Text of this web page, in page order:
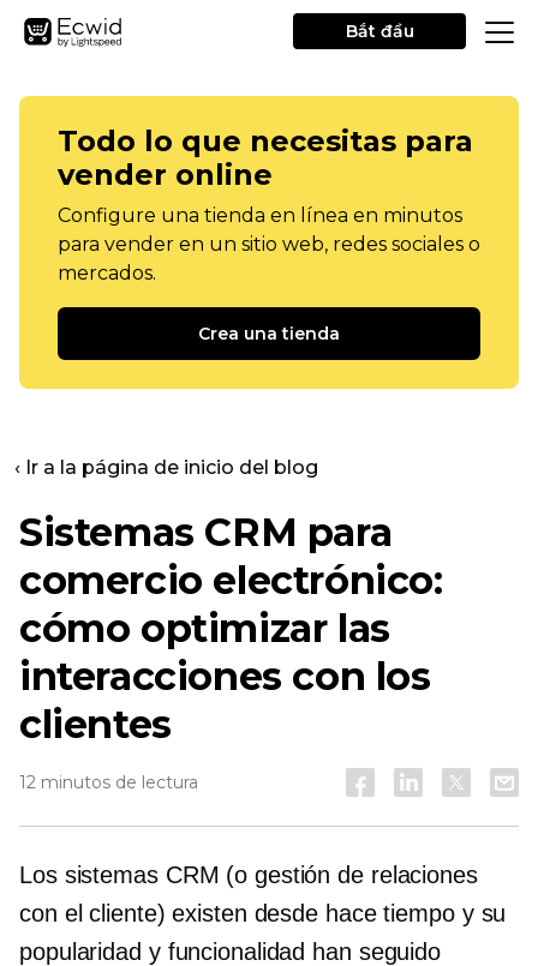
Bắt đầu
Todo lo que necesitas para
vender online
Configure una tienda en línea en minutos
para vender en un sitio web, redes sociales o
mercados.
Crea una tienda
‹ Ir a la página de inicio del blog
Sistemas CRM para
comercio electrónico:
cómo optimizar las
interacciones con los
clientes
12 minutos de lectura
Los sistemas CRM (o gestión de relaciones
con el cliente) existen desde hace tiempo y su
popularidad y funcionalidad han seguido